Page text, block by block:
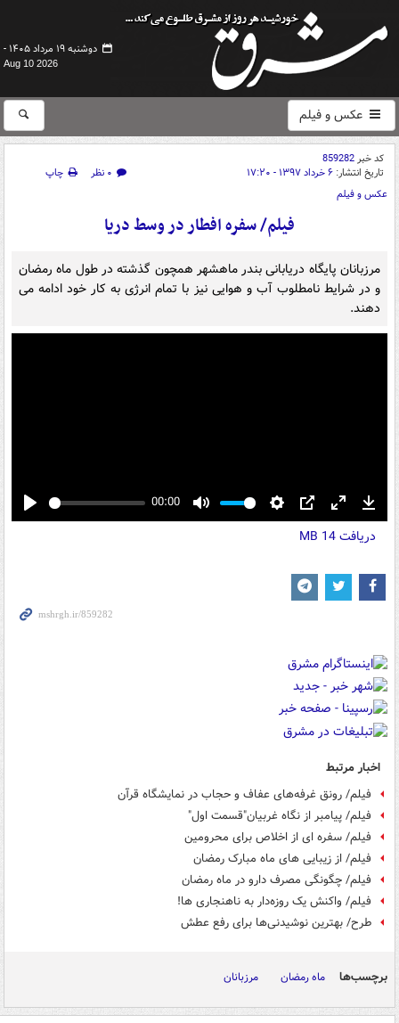
دوشنبه ۱۹ مرداد ۱۴۰۵ -
Aug 10 2026
عکس و فیلم
کد خبر859282
تاریخ انتشار: ۶ خرداد ۱۳۹۷ - ۱۷:۲۰ ۰ نظر
چاپ
عکس و فیلم
فیلم/ سفره افطار در وسط دریا
مرزبانان پایگاه دریابانی بندر ماهشهر همچون گذشته در طول ماه رمضان
و در شرایط نامطلوب آب و هوایی نیز با تمام انرژی به کار خود ادامه می
دهند.
Play
00:00
Mute Settings
PIP Enter
fullscreen
دریافت14 MB
اخبار مرتبط
فیلم/ رونق غرفه‌های عفاف و حجاب در نمایشگاه قرآن
فیلم/ پیامبر از نگاه غربیان"قسمت اول"
فیلم/ سفره ای از اخلاص برای محرومین
فیلم/ از زیبایی های ماه مبارک رمضان
فیلم/ چگونگی مصرف دارو در ماه رمضان
فیلم/ واکنش یک روزه‌دار به ناهنجاری ها!
طرح/ بهترین نوشیدنی‌ها برای رفع عطش
برچسب‌ها ماه رمضان مرزبانان